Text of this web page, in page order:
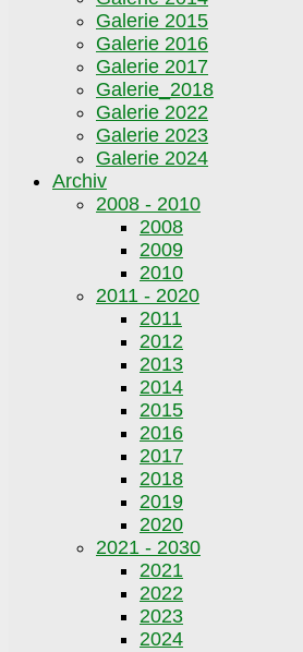
Galerie 2015
Galerie 2016
Galerie 2017
Galerie_2018
Galerie 2022
Galerie 2023
Galerie 2024
Archiv
2008 - 2010
2008
2009
2010
2011 - 2020
2011
2012
2013
2014
2015
2016
2017
2018
2019
2020
2021 - 2030
2021
2022
2023
2024